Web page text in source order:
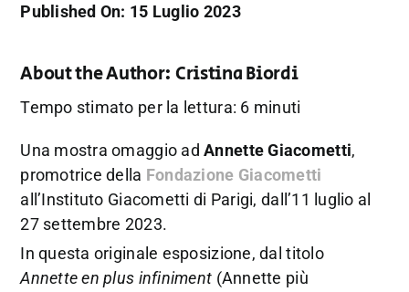
Published On: 15 Luglio 2023
About the Author: Cristina Biordi
Tempo stimato per la lettura: 6 minuti
Una mostra omaggio adAnnette Giacometti,
promotrice della Fondazione Giacometti
all’Instituto Giacometti di Parigi, dall’11 luglio al
27 settembre 2023.
In questa originale esposizione, dal titolo
Annette en plus infiniment (Annette più